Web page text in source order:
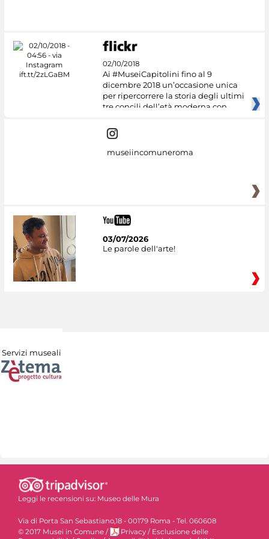
02/10/2018
Ai #MuseiCapitolini fino al 9
dicembre 2018 un’occasione unica
per ripercorrere la storia degli ultimi
tre concili dell’età moderna con
museiincomuneroma
03/07/2026
Le parole dell'arte!
Servizi museali
Leggi le recensioni su: Museo delle Mura
Via di Porta San Sebastiano,18 - 00179 Roma - Tel. 060608
© 2017 Musei in Comune / Privacy / Esclusione delle